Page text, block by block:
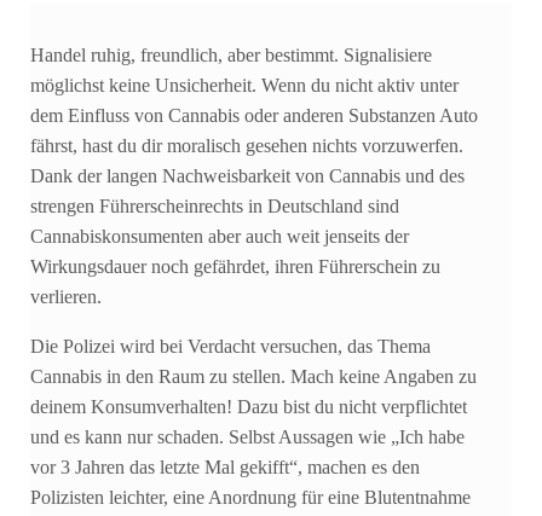
Handel ruhig, freundlich, aber bestimmt. Signalisiere
möglichst keine Unsicherheit. Wenn du nicht aktiv unter
dem Einfluss von Cannabis oder anderen Substanzen Auto
fährst, hast du dir moralisch gesehen nichts vorzuwerfen.
Dank der langen Nachweisbarkeit von Cannabis und des
strengen Führerscheinrechts in Deutschland sind
Cannabiskonsumenten aber auch weit jenseits der
Wirkungsdauer noch gefährdet, ihren Führerschein zu
verlieren.
Die Polizei wird bei Verdacht versuchen, das Thema
Cannabis in den Raum zu stellen. Mach keine Angaben zu
deinem Konsumverhalten! Dazu bist du nicht verpflichtet
und es kann nur schaden. Selbst Aussagen wie „Ich habe
vor 3 Jahren das letzte Mal gekifft“, machen es den
Polizisten leichter, eine Anordnung für eine Blutentnahme